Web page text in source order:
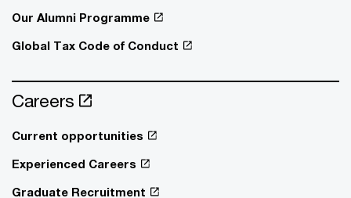
Our Alumni Programme
Global Tax Code of Conduct
Careers
Current opportunities
Experienced Careers
Graduate Recruitment